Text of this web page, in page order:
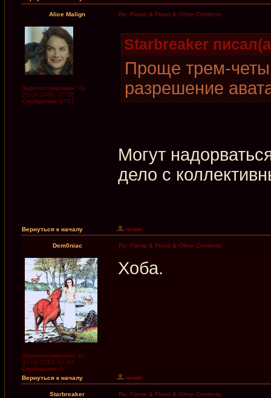
Alice Malign Re: Flame & Flood & Other Comforts
Зарегистрирован: Ср
20.09.2006, 07:38
Сообщения: 6781
Starbreaker
Проще трем-
разрешение
Могут
дело с
Вернуться к началу
Dem0niac Re: Flame & Flood & Other Comforts
Зарегистрирован: Вс
03.06.2018, 01:04
Сообщения: 9
Хоба.
Вернуться к началу
Starbreaker Re: Flame & Flood & Other Comforts